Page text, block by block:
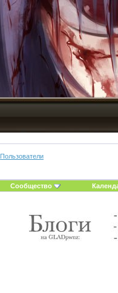
Пользователи
Сообщество